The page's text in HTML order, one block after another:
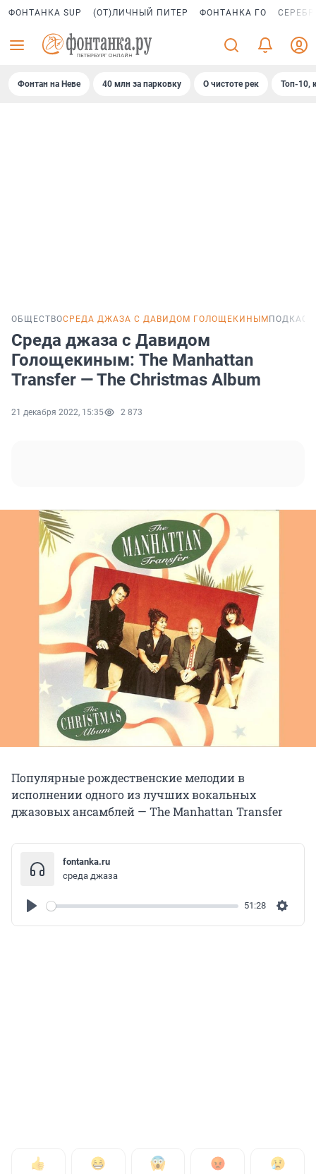
ФОНТАНКА SUP (ОТ)ЛИЧНЫЙ ПИТЕР ФОНТАНКА ГО
Фонтан на Неве 40 млн за парковку О чистоте рек Топ-10,
ОБЩЕСТВОСРЕДА ДЖАЗА С ДАВИДОМ ГОЛОЩЕКИНЫМ
Среда джаза с Давидом
Голощекиным: The Manhattan
Transfer — The Christmas Album
21 декабря 2022, 15:35 2 873
Популярные рождественские мелодии в
исполнении одного из лучших вокальных
джазовых ансамблей — The Manhattan Transfer
fontanka.ru
среда джаза
51:28